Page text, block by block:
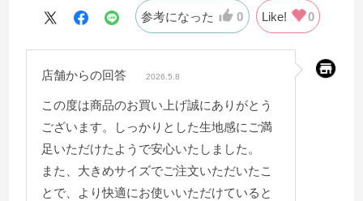
参考になった 0 Like! 0
店舗からの回答 2026.5.8
この度は商品のお買い上げ誠にありがとう
ございます。しっかりとした生地感にご満
足いただけたようで安心いたしました。
また、大きめサイズでご注文いただいたこ
とで、より快適にお使いいただけていると